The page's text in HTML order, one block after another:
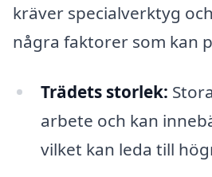
kräver specialverktyg
några faktorer som kan
Trädets storlek:
arbete och kan
vilket kan leda till